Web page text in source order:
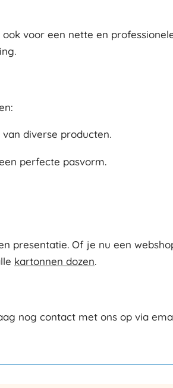
voor een nette en
diverse producten.
perfecte pasvorm.
presentatie. Of je nu een
kartonnen dozen.
nog contact met ons op via